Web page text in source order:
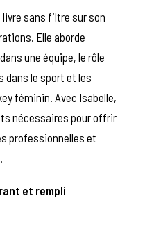
livre sans filtre sur son
Elle aborde
une équipe, le rôle
dans le sport et les
féminin. Avec Isabelle,
nécessaires pour offrir
professionnelles et
et rempli